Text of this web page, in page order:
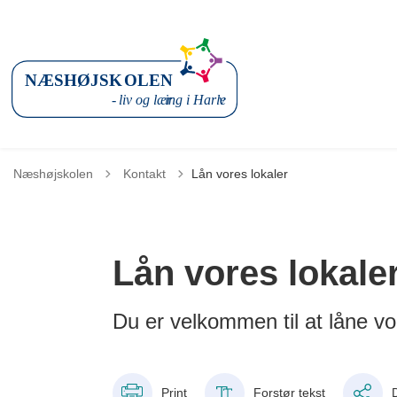
Næshøjskolen Tilbage til
Kontakt Lån vores lokaler
Lån vores
Du er velkommen til at låne
Print Forstør tekst